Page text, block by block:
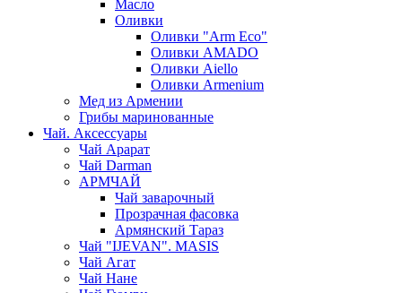
Масло
Оливки
Оливки "Arm Eco"
Оливки AMADO
Оливки Aiello
Оливки Armenium
Мед из Армении
Грибы маринованные
Чай. Аксессуары
Чай Арарат
Чай Darman
АРМЧАЙ
Чай заварочный
Прозрачная фасовка
Армянский Тараз
Чай "IJEVAN". MASIS
Чай Агат
Чай Нане